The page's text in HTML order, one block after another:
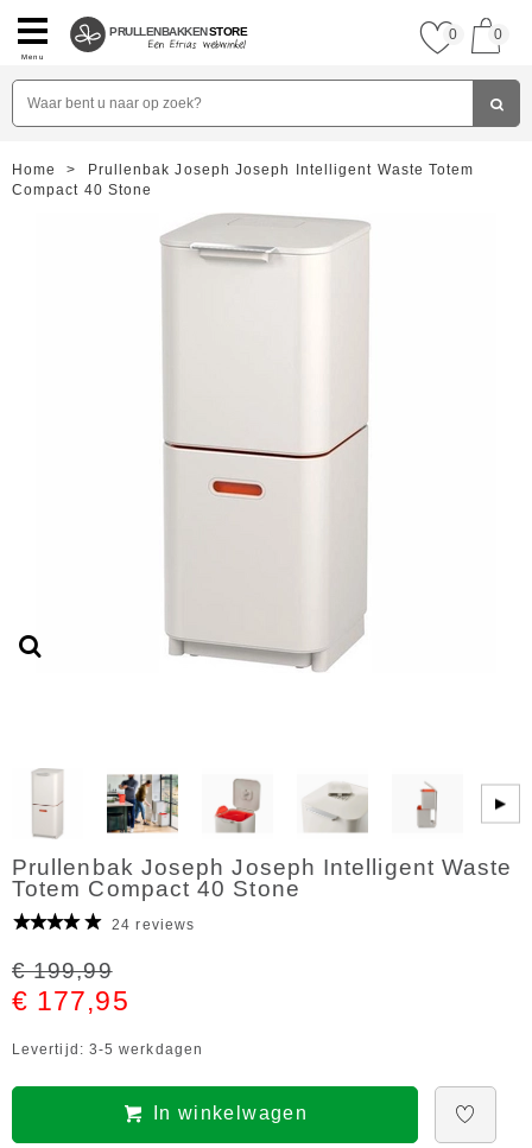
Menu
PRULLENBAKKENSTORE 0 0
Home >
Prullenbak Joseph Joseph Intelligent Waste Totem
Compact 40 Stone
▶
Prullenbak Joseph Joseph Intelligent Waste
Totem Compact 40 Stone
24 reviews
€ 199,99
€ 177,95
Levertijd: 3-5 werkdagen
In winkelwagen